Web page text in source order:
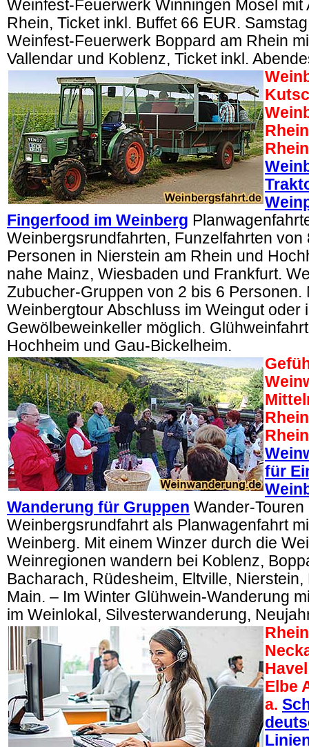
Weinfest-Feuerwerk Winningen Mosel mit
Rhein, Ticket inkl. Buffet 66 EUR.
Weinfest-Feuerwerk Boppard am Rhein
Vallendar und Koblenz, Ticket inkl.
Fingerfood im Weinberg
Weinbergsrundfahrten, Funzelfahrten von
Personen in Nierstein am Rhein und
nahe Mainz, Wiesbaden und Frankfurt.
Zubucher-Gruppen von 2 bis 6 Personen.
Weinbergtour Abschluss im Weingut oder
Gewölbeweinkeller möglich.
Hochheim und Gau-Bickelheim.
für
Wanderung für Gruppen Wander-Touren
Weinbergsrundfahrt als Planwagenfahrt
Weinberg. Mit einem Winzer durch die
Weinregionen wandern bei Koblenz,
Bacharach, Rüdesheim, Eltville,
Main. – Im Winter Glühwein-Wanderung
im Weinlokal, Silvesterwanderung,
Elbe
a.